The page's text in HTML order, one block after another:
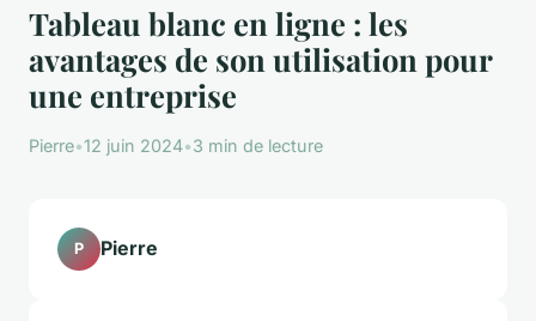
Tableau blanc en ligne : les
avantages de son utilisation pour
une entreprise
Pierre•12 juin 2024•3 min de lecture
P Pierre